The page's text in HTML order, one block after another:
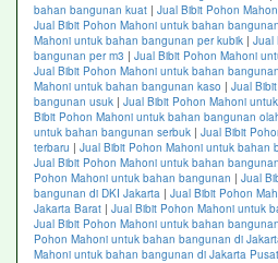
bahan bangunan kuat | Jual Bibit Pohon
Jual Bibit Pohon Mahoni untuk bahan
Mahoni untuk bahan bangunan per kubik | Jual
bangunan per m3 | Jual Bibit Pohon Mahoni
Jual Bibit Pohon Mahoni untuk bahan
Mahoni untuk bahan bangunan kaso | Jual
bangunan usuk | Jual Bibit Pohon Mahoni
Bibit Pohon Mahoni untuk bahan bangunan
untuk bahan bangunan serbuk | Jual Bibit
terbaru | Jual Bibit Pohon Mahoni untuk bahan
Jual Bibit Pohon Mahoni untuk bahan
Pohon Mahoni untuk bahan bangunan | Jual
bangunan di DKI Jakarta | Jual Bibit Pohon
Jakarta Barat | Jual Bibit Pohon Mahoni untuk
Jual Bibit Pohon Mahoni untuk bahan
Pohon Mahoni untuk bahan bangunan di
Mahoni untuk bahan bangunan di Jakarta Pusat